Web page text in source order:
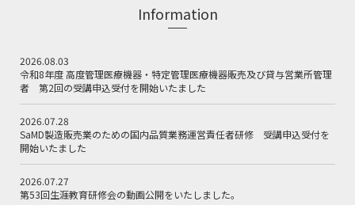
Information
2026.08.03
令和8年度 高度管理医療機器・特定管理医療機器販売及び貸与営業所管理
者 第2回の受講申込受付を開始いたました
2026.07.28
SaMD製造販売業のための国内品質業務運営責任者研修 受講申込受付を
開始いたました
2026.07.27
第53回生涯教育研修会の動画公開をいたしました。